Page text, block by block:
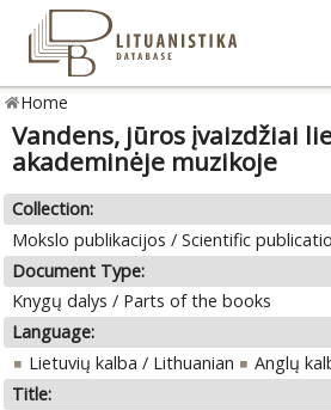
Home
Vandens, jūros įvaizdžiai
akademinėje muzikoje
Collection:
Mokslo publikacijos / Scientific
Document Type:
Knygų dalys / Parts of the books
Language:
Lietuvių kalba / Lithuanian
Anglų
Title: